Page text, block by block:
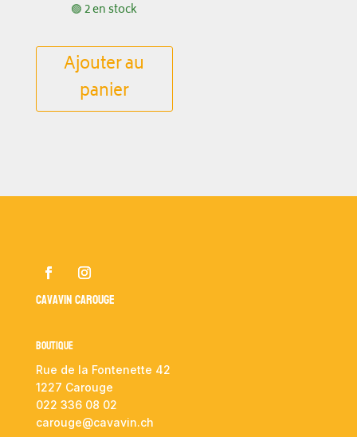
🟢 2 en stock
Ajouter au
panier
Cavavin Carouge
Boutique
Rue de la Fontenette 42
1227 Carouge
022 336 08 02
carouge@cavavin.ch